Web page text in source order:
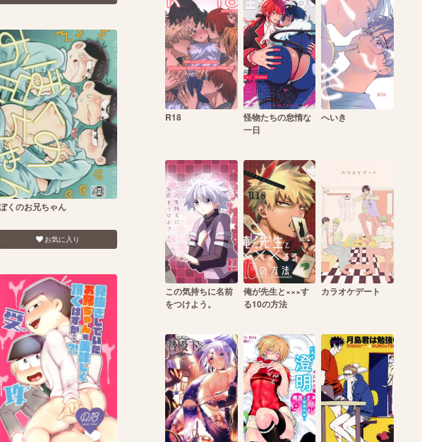
くのお兄ちゃん
お気に入り
R18
怪物たちの怠惰な
一日
へいき
この気持ちに名前
をつけよう。
俺が先生と×××す
る10の方法
カラオケデート